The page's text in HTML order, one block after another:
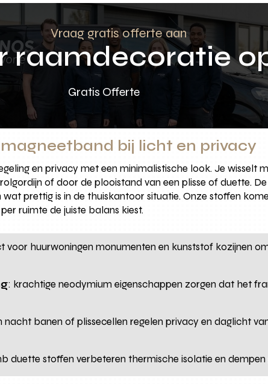
Vraag gratis offerte aan
raamdecoratie
Gratis Offerte
bij licht en privacy
en privacy met een minimalistische look. Je wisselt
of door de plooistand van een plisse of duette.
prettig is in de thuiskantoor situatie. Onze stoffen
ruimte de juiste balans kiest.
voor huurwoningen monumenten en kunststof kozijnen
: krachtige neodymium eigenschappen zorgen dat het
nacht banen of plissecellen regelen privacy en daglicht
duette stoffen verbeteren thermische isolatie en